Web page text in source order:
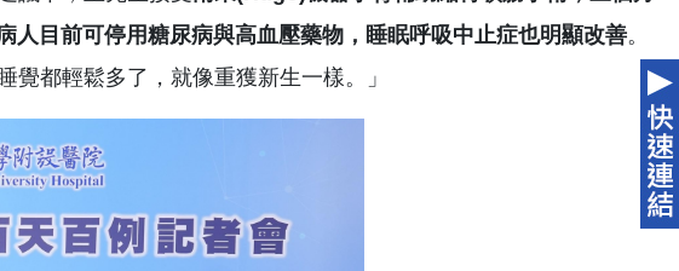
人目前可停用糖尿病與高血壓藥物，睡眠呼吸中止症也明顯改善。
都輕鬆多了，就像重獲新生一樣。」